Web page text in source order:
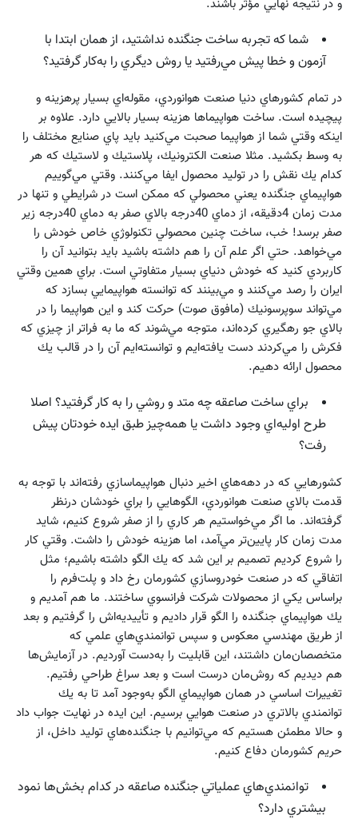
و در نتيجه نهايي مؤثر باشند.
شما كه تجربه ساخت جنگنده نداشتيد، از همان ابتدا با
آزمون و خطا پيش مي‌رفتيد يا روش ديگري را به‌كار گرفتيد؟
در تمام كشورهاي دنيا صنعت هوانوردي، مقوله‌اي بسيار پرهزينه و
پيچيده است. ساخت هواپيماها هزينه بسيار بالايي دارد. علاوه بر
اينكه وقتي شما از هواپيما صحبت مي‌كنيد بايد پاي صنايع مختلف را
به وسط بكشيد. مثلا صنعت الكترونيك، پلاستيك و لاستيك كه هر
كدام يك نقش را در توليد محصول ايفا مي‌كنند. وقتي مي‌گوييم
هواپيماي جنگنده يعني محصولي كه ممكن است در شرايطي و تنها در
مدت زمان 4دقيقه، از دماي 40درجه بالاي صفر به دماي 40درجه زير
صفر برسد! خب، ساخت چنين محصولي تكنولوژي خاص خودش را
مي‌خواهد. حتي اگر علم آن را هم داشته باشيد بايد بتوانيد آن را
كاربردي كنيد كه خودش دنياي بسيار متفاوتي است. براي همين وقتي
ايران را رصد مي‌كنند و مي‌بينند كه توانسته هواپيمايي بسازد كه
مي‌تواند سوپرسونيك (مافوق صوت) حركت كند و اين هواپيما را در
بالاي جو رهگيري كرده‌اند، متوجه مي‌شوند كه ما به فراتر از چيزي كه
فكرش را مي‌كردند دست يافته‌ايم و توانسته‌ايم آن را در قالب يك
محصول ارائه دهيم.
براي ساخت صاعقه چه متد و روشي را به كار گرفتيد؟ اصلا
طرح اوليه‌اي وجود داشت يا همه‌‌چيز طبق ايده خودتان پيش
رفت؟
كشورهايي كه در دهه‌هاي اخير دنبال هواپيماسازي رفته‌اند با توجه به
قدمت بالاي صنعت هوانوردي، الگوهايي را براي خودشان درنظر
گرفته‌اند. ما اگر مي‌خواستيم هر كاري را از صفر شروع كنيم، شايد
مدت زمان كار پايين‌تر مي‌آمد، اما هزينه خودش را داشت. وقتي كار
را شروع كرديم تصميم بر اين شد كه يك الگو داشته باشيم؛ مثل
اتفاقي كه در صنعت خودروسازي كشورمان رخ داد و پلت‌فرم را
براساس يكي از محصولات شركت فرانسوي ساختند. ما هم آمديم و
يك هواپيماي جنگنده را الگو قرار داديم و تأييديه‌‌اش را گرفتيم و بعد
از طريق مهندسي معكوس و سپس توانمندي‌هاي علمي كه
متخصصان‌مان داشتند، اين قابليت را به‌دست آورديم. در آزمايش‌ها
هم ديديم كه روش‌مان درست است و بعد سراغ طراحي رفتيم.
تغييرات اساسي در همان هواپيماي الگو به‌وجود آمد تا به يك
توانمندي بالاتري در صنعت هوايي برسيم. اين ايده در نهايت جواب داد
و حالا مطمئن هستيم كه مي‌توانيم با جنگنده‌هاي توليد داخل، از
حريم كشورمان دفاع كنيم.
توانمندي‌هاي عملياتي جنگنده صاعقه در كدام بخش‌ها نمود
بيشتري دارد؟